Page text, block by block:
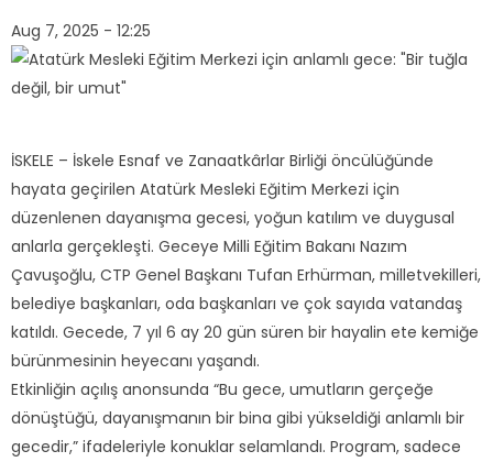
Aug 7, 2025 - 12:25
İSKELE – İskele Esnaf ve Zanaatkârlar Birliği öncülüğünde
hayata geçirilen Atatürk Mesleki Eğitim Merkezi için
düzenlenen dayanışma gecesi, yoğun katılım ve duygusal
anlarla gerçekleşti. Geceye Milli Eğitim Bakanı Nazım
Çavuşoğlu, CTP Genel Başkanı Tufan Erhürman, milletvekilleri,
belediye başkanları, oda başkanları ve çok sayıda vatandaş
katıldı. Gecede, 7 yıl 6 ay 20 gün süren bir hayalin ete kemiğe
bürünmesinin heyecanı yaşandı.
Etkinliğin açılış anonsunda “Bu gece, umutların gerçeğe
dönüştüğü, dayanışmanın bir bina gibi yükseldiği anlamlı bir
gecedir,” ifadeleriyle konuklar selamlandı. Program, sadece